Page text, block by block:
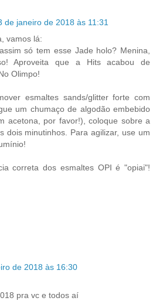
de janeiro de 2018 às 11:31
vamos lá:
só tem esse Jade holo? Menina,
Aproveita que a Hits acabou de
Olimpo!
esmaltes sands/glitter forte com
um chumaço de algodão embebido
acetona, por favor!), coloque sobre a
dois minutinhos. Para agilizar, use um
correta dos esmaltes OPI é "opiai"!
de 2018 às 16:30
pra vc e todos aí